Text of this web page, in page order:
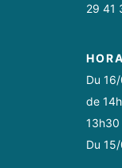
29 41
Du
de
13h30
Du